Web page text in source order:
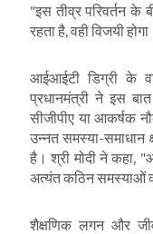
"इस तीव्र परिवर्तन के
रहता है, वही विजयी
आईआईटी डिग्री के
प्रधानमंत्री ने इस
सीजीपीए या आकर्षक
उन्नत समस्या-समाधान
है। श्री मोदी ने कहा , "
अत्यंत कठिन समस्याओं
शैक्षणिक लगन और